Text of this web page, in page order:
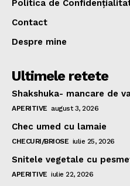
Politica de
Contact
Despre mine
Ultimele retete
Shakshuka- mancare de
APERITIVE august 3, 2026
Chec umed cu lamaie
CHECURI/BRIOSE iulie 25, 2026
Snitele vegetale cu
APERITIVE iulie 22, 2026